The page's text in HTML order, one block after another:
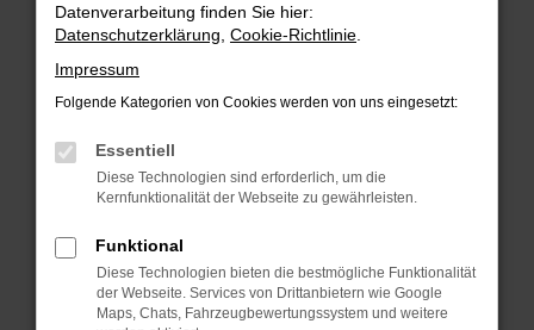
Fehler: Network Error
Beim Laden ist ein Fehler aufgetreten.
Hier sind ein paar Tipps, die dir helfen können:
Überprüfe deine Firewall und deine
Laden andere Webseiten, zum Beispiel
deine Suchmaschine?
Prüfe deine Browsererweiterungen.
Datenverarbeitung finden Sie hier:
Datenschutzerklärung Cookie-Richtlinie
Impressum
Folgende Kategorien von Cookies werden von uns eingesetzt:
Essentiell
Diese Technologien sind erforderlich, um die
Kernfunktionalität der Webseite zu gewährleisten.
Funktional
Diese Technologien bieten die bestmögliche Funktionalität
der Webseite. Services von Drittanbietern wie Google
Maps, Chats, Fahrzeugbewertungssystem und weitere